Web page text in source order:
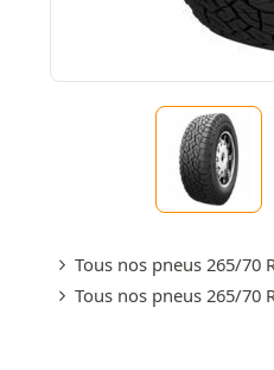
Tous nos pneus 265/70
Tous nos pneus 265/70